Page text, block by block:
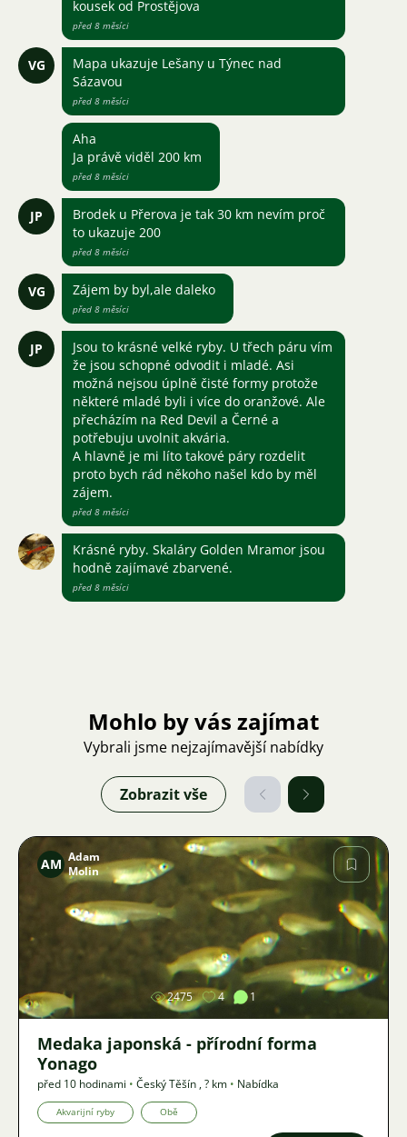
kousek od Prostějova
před 8 měsíci
VG
Mapa ukazuje Lešany u Týnec nad
Sázavou
před 8 měsíci
Aha
Ja právě viděl 200 km
před 8 měsíci
JP
Brodek u Přerova je tak 30 km nevím proč
to ukazuje 200
před 8 měsíci
VG Zájem by byl,ale daleko
před 8 měsíci
JP
Jsou to krásné velké ryby. U třech páru vím
že jsou schopné odvodit i mladé. Asi
možná nejsou úplně čisté formy protože
některé mladé byli i více do oranžové. Ale
přecházím na Red Devil a Černé a
potřebuju uvolnit akvária.
A hlavně je mi líto takové páry rozdelit
proto bych rád někoho našel kdo by měl
zájem.
před 8 měsíci
Krásné ryby. Skaláry Golden Mramor jsou
hodně zajímavé zbarvené.
před 8 měsíci
Mohlo by vás zajímat
Vybrali jsme nejzajímavější nabídky
Zobrazit vše
Obrázek
AM Adam
Molin
2475 4 1
Medaka japonská - přírodní forma
Yonago
před 10 hodinami • Český Těšín ,? km • Nabídka
Akvarijní ryby Obě